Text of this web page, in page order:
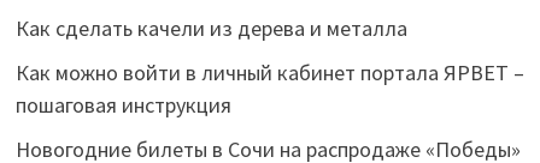
Как сделать качели из дерева и металла
Как можно войти в личный кабинет портала ЯРВЕТ –
пошаговая инструкция
Новогодние билеты в Сочи на распродаже «Победы»